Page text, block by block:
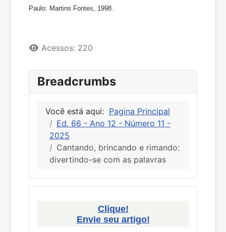
Paulo: Martins Fontes, 1998.
Detalhes
Acessos: 220
Breadcrumbs
Você está aqui: Pagina Principal
Ed. 66 - Ano 12 - Número 11 -
2025
Cantando, brincando e rimando:
divertindo-se com as palavras
Clique!
Envie seu artigo!